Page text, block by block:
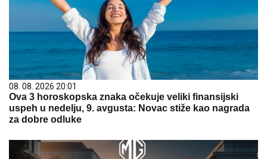
08. 08. 2026 20:01
Ova 3 horoskopska znaka očekuje veliki finansijski
uspeh u nedelju, 9. avgusta: Novac stiže kao nagrada
za dobre odluke